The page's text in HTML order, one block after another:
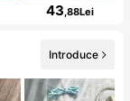
43,88Lei
Introduce